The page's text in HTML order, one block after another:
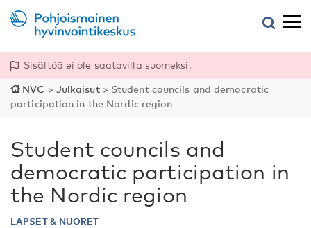
Sisältöä ei ole saatavilla suomeksi.
NVC > Julkaisut> Student councils and democratic
participation in the Nordic region
Student councils and
democratic participation in
the Nordic region
LAPSET & NUORET